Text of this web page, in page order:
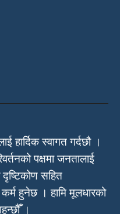
हार्दिक स्वागत गर्दछौ ।
पक्षमा जनतालाई
सहित
कर्म हुनेछ । हामि मूलधारको
।